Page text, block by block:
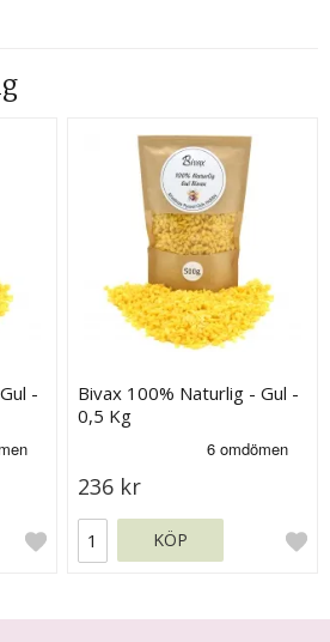
-
Bivax 100% Naturlig - Gul -
0,5 Kg
236 kr
KÖP